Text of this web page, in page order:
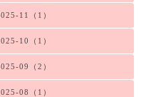
11（1）
10（1）
09（2）
08（1）